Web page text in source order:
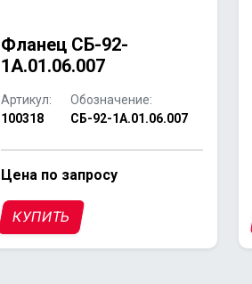
Фланец СБ-92-
1А.01.06.007
Артикул:
100318
Обозначение:
СБ-92-1А.01.06.007
Цена по запросу
КУПИТЬ